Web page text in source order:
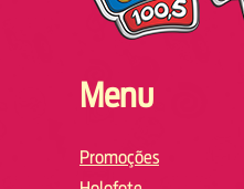
Menu
Promoções